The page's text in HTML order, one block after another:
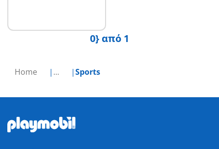
Home ... Sports
0} από 1